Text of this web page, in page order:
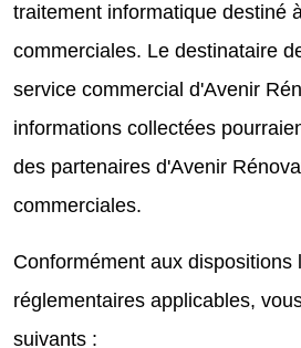
traitement informatique destiné
commerciales. Le destinataire
service commercial d'Avenir
informations collectées
des partenaires d'Avenir
commerciales.
Conformément aux dispositions
réglementaires applicables,
suivants :